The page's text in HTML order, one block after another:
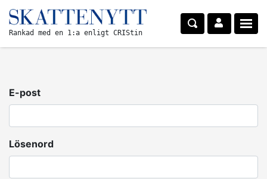
Rankad med en 1:a enligt CRIStin
E-post
Lösenord